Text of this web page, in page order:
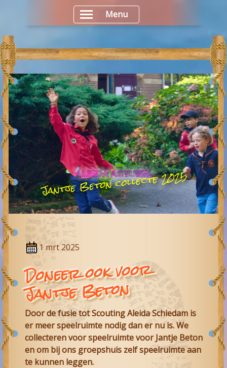
ALEIDA ACTUEEL
Jantje Beton collecte 2025
1 mrt 2025
Doneer ook voor
Jantje Beton
Door de fusie totScouting Aleida Schiedam is
er meer speelruimte nodig dan er nu is. We
collecteren voor speelruimte voor Jantje Beton
en om bij ons groepshuis zelf speelruimte aan
te kunnen leggen.
Menu